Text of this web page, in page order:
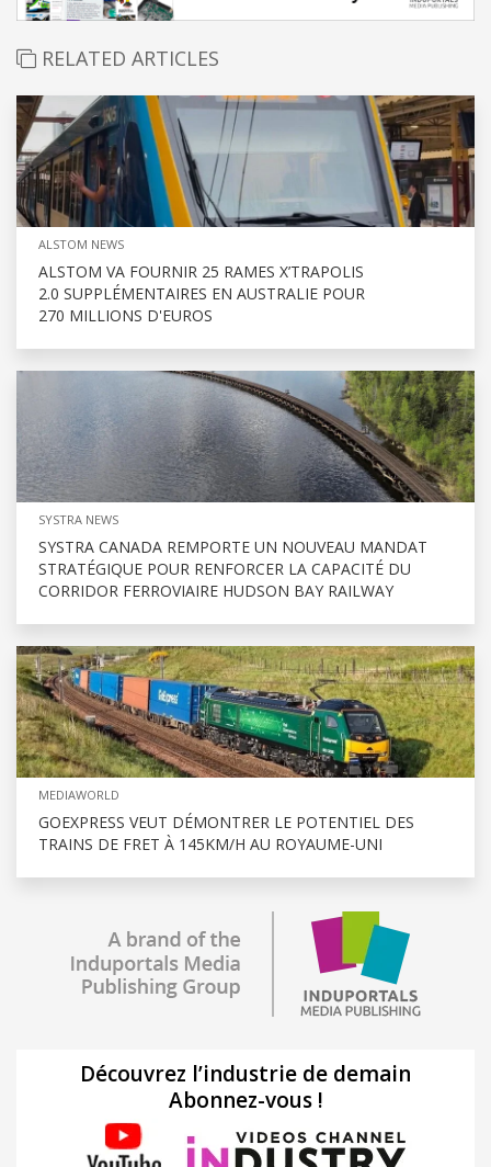
RELATED ARTICLES
ALSTOM NEWS
ALSTOM VA FOURNIR 25 RAMES X’TRAPOLIS
2.0 SUPPLÉMENTAIRES EN AUSTRALIE POUR
270 MILLIONS D'EUROS
SYSTRA NEWS
SYSTRA CANADA REMPORTE UN NOUVEAU MANDAT
STRATÉGIQUE POUR RENFORCER LA CAPACITÉ DU
CORRIDOR FERROVIAIRE HUDSON BAY RAILWAY
MEDIAWORLD
GOEXPRESS VEUT DÉMONTRER LE POTENTIEL DES
TRAINS DE FRET À 145KM/H AU ROYAUME-UNI
Découvrez l’industrie de demain
Abonnez-vous !